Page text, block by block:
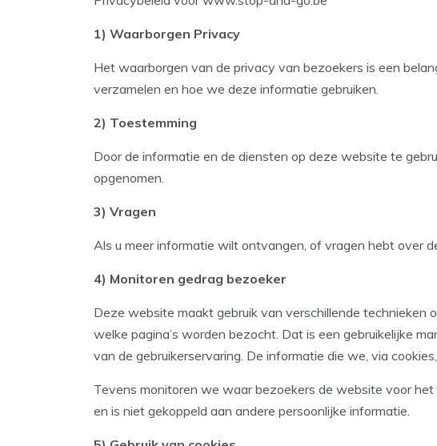
1) Waarborgen Privacy
Het waarborgen van de privacy van bezoekers is een
verzamelen en hoe we deze informatie gebruiken.
2) Toestemming
Door de informatie en de diensten op deze website te
opgenomen.
3) Vragen
Als u meer informatie wilt ontvangen, of vragen hebt over
4) Monitoren gedrag bezoeker
Deze website maakt gebruik van verschillende
welke pagina’s worden bezocht. Dat is een gebruikelijke
van de gebruikerservaring. De informatie die we, via
Tevens monitoren we waar bezoekers de website voor
en is niet gekoppeld aan andere persoonlijke informatie.